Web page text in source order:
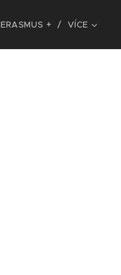
ERASMUS + VÍCE